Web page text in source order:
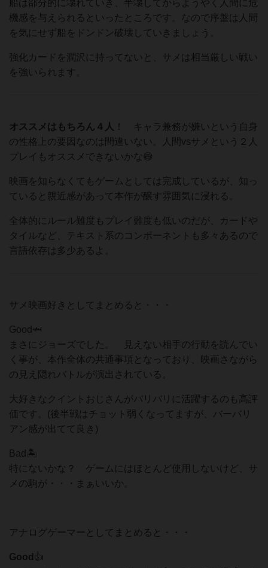
船は部分的に壊れていき、半壊してからようやく人間に危
機感を与えられるといったところです。なので序盤は人間
を気にせず船をドンドン破壊していきましょう。
強化カードを潤沢に持ってないと、サメは相当厳しい戦い
を強いられます。
オススメはもちろん４人 ！ キャラ兼務が嫌いという自身
の性格上の要因なのは間違いない。人間vsサメという２人
プレイもオススメできないかな😅
映画を知らなくてもゲームとしては完成しているが、知っ
ていると親近感があって本作が醸す雰囲気に浸れる。
全体的にルール難度もプレイ難度も低いのだが、カードや
タイルなど、テキスト系のコンポーネントも多々あるので
言語依存は多少あるよ。
サメ映画好きとしてまとめると・・・
Good🦈
まさにジョーズでした。 見えない相手の行動を読んでい
く事が、本作全体の共通事項となっており、映画さながら
の見え隠れバトルが演出されている。
大好きなクイントおじさんがバリバリに活躍するのも高評
価です。(後半戦はチョット弱くなってますが、バーバリ
アン感が出てて良き)
Bad🏝
特にないかな？ ゲームにはほとんど使用しないけど、サ
メの駒が・・・まぁいいか。
アナログゲーマーとしてまとめると・・・
Good 👍